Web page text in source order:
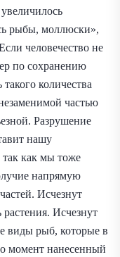
рыбы, моллюски»,
человечество не
по сохранению
количества
частью
Разрушение
нашу
как мы тоже
напрямую
Исчезнут
Исчезнут
виды рыб, которые в
момент нанесенный